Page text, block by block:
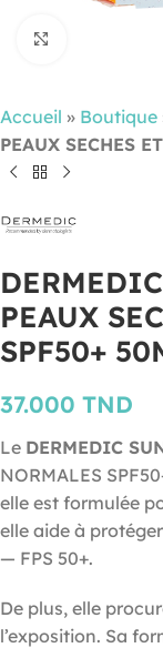
Accueil » Boutique
PEAUX SECHES
PEAUX
SPF50+
37.000 TND
Le DERMEDIC
NORMALES
elle est formulée
elle aide à
— FPS 50+.
De plus, elle
l’exposition. Sa